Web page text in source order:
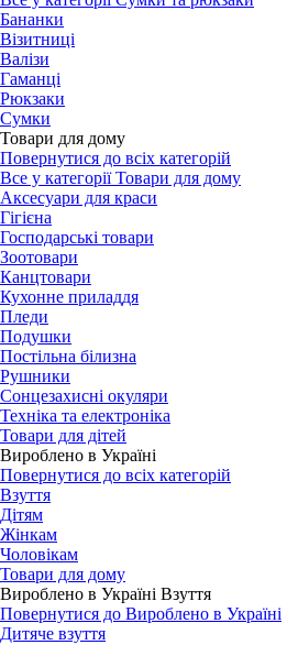
Бананки
Візитниці
Валізи
Гаманці
Рюкзаки
Сумки
Товари для дому
Повернутися до всіх категорій
Все у категорії Товари для дому
Аксесуари для краси
Гігієна
Господарські товари
Зоотовари
Канцтовари
Кухонне приладдя
Пледи
Подушки
Постільна білизна
Рушники
Сонцезахисні окуляри
Техніка та електроніка
Товари для дітей
Вироблено в Україні
Повернутися до всіх категорій
Взуття
Дітям
Жінкам
Чоловікам
Товари для дому
Вироблено в Україні Взуття
Повернутися до Вироблено в Україні
Дитяче взуття